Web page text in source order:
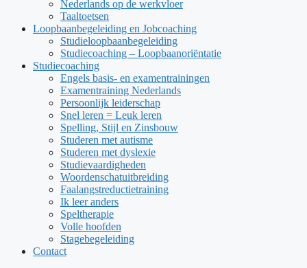
Nederlands op de werkvloer
Taaltoetsen
Loopbaanbegeleiding en Jobcoaching
Studieloopbaanbegeleiding
Studiecoaching – Loopbaanoriëntatie
Studiecoaching
Engels basis- en examentrainingen
Examentraining Nederlands
Persoonlijk leiderschap
Snel leren = Leuk leren
Spelling, Stijl en Zinsbouw
Studeren met autisme
Studeren met dyslexie
Studievaardigheden
Woordenschatuitbreiding
Faalangstreductietraining
Ik leer anders
Speltherapie
Volle hoofden
Stagebegeleiding
Contact